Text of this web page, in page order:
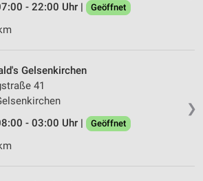
- 22:00 Uhr |
Geöffnet
❯
Gelsenkirchen
41
- 03:00 Uhr |
Geöffnet